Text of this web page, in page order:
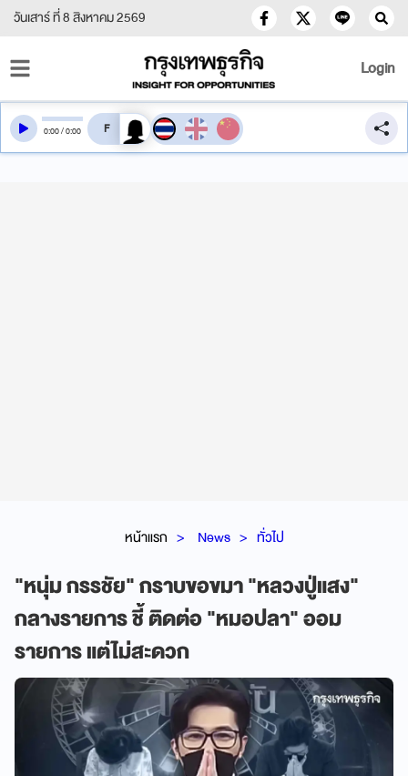
วันเสาร์ ที่ 8 สิงหาคม 2569
Login
หน้าแรก News ทั่วไป
"หนุ่ม กรรชัย" กราบขอขมา "หลวงปู่แสง"
กลางรายการ ชี้ ติดต่อ "หมอปลา" ออม
รายการ แต่ไม่สะดวก
0:00/0:00 สลับเสียงอ่าน